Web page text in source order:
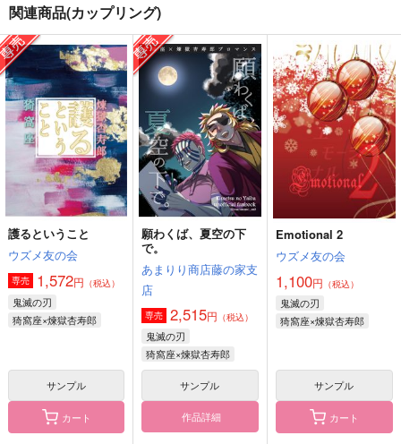
PHANTOM
劇団あずき
660円（税込）
猗窩座
サンプル
作品詳細
Emotional 2
ウズメ友の会
1,100 （税込）
猗窩座×煉獄杏寿郎
サンプル
作品詳細
あなたとともに
なるようにしかならな
い
550円（税込）
煉獄杏寿郎×竈門炭治郎
サンプル
作品詳細
関連商品(カップリング)
護るということ
ウズメ友の会
専売 1,572円 （税込）
鬼滅の刃
猗窩座×煉獄杏寿郎
サンプル
カート
願わくば、夏空の下
で。
あまりり商店藤の家支
店
専売 2,515円 （税込）
鬼滅の刃
猗窩座×煉獄杏寿郎
サンプル
作品詳細
Emotional 2
ウズメ友の会
1,100円 （税込）
鬼滅の刃
猗窩座×煉獄杏寿郎
サンプル
カート